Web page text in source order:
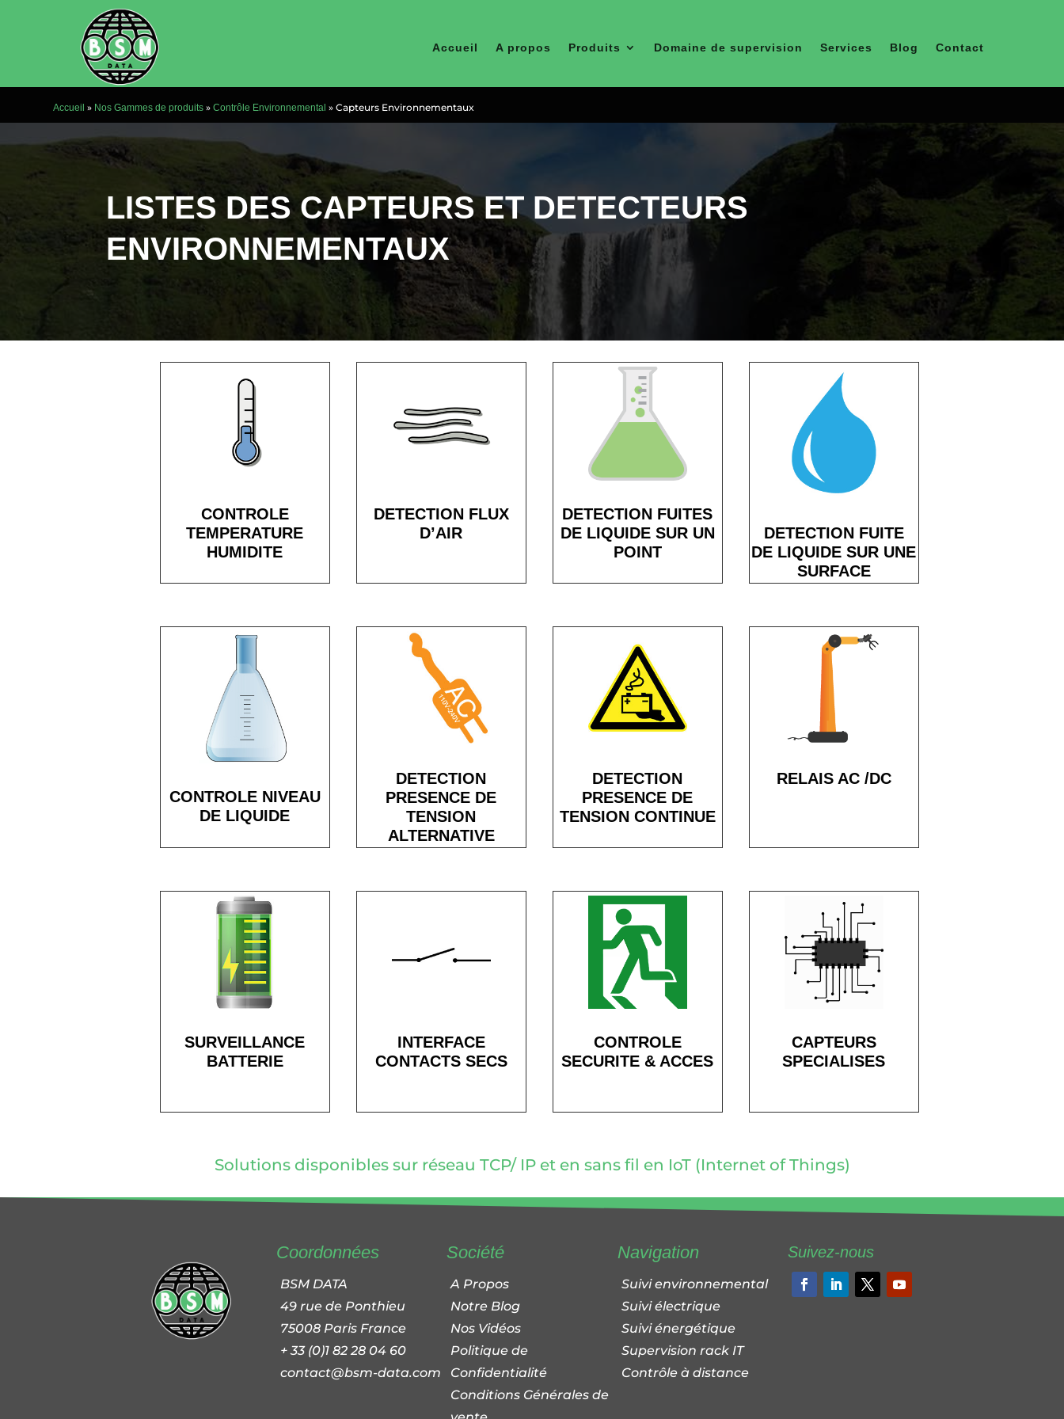
Accueil A propos Produits Domaine de supervision Services Blog Contact
Accueil » Nos Gammes de produits » Contrôle Environnemental » Capteurs Environnementaux
LISTES DES CAPTEURS ET DETECTEURS
ENVIRONNEMENTAUX
CONTROLE
TEMPERATURE
HUMIDITE
DETECTION FLUX
D’AIR
DETECTION FUITES
DE LIQUIDE SUR UN
POINT
DETECTION FUITE
DE LIQUIDE SUR UNE
SURFACE
CONTROLE NIVEAU
DE LIQUIDE
DETECTION
PRESENCE DE
TENSION
ALTERNATIVE
DETECTION
PRESENCE DE
TENSION CONTINUE
RELAIS AC /DC
SURVEILLANCE
BATTERIE
INTERFACE
CONTACTS SECS
CONTROLE
SECURITE & ACCES
CAPTEURS
SPECIALISES
Solutions disponibles sur réseau TCP/ IP et en sans fil en IoT (Internet of Things)
Coordonnées
BSM DATA
49 rue de Ponthieu
75008 Paris France
+ 33 (0)1 82 28 04 60
contact@bsm-data.com
Société
A Propos
Notre Blog
Nos Vidéos
Politique de
Confidentialité
Conditions Générales de
Navigation
Suivi environnemental
Suivi électrique
Suivi énergétique
Supervision rack IT
Contrôle à distance
Suivez-nous